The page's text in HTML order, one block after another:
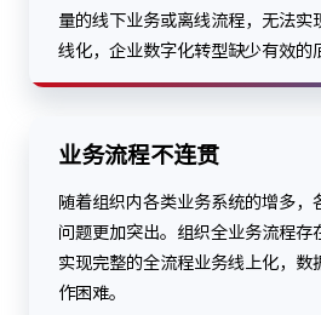
量的线下业务或离线流程，无法实
线化，企业数字化转型缺少有效的
业务流程不连贯
随着组织内各类业务系统的增多，
问题更加突出。组织全业务流程存
实现完整的全流程业务线上化，数
作困难。